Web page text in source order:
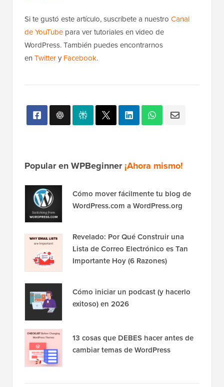
Si te gustó este artículo, suscríbete a nuestro Canal
de YouTube para ver tutoriales en video de
WordPress. También puedes encontrarnos
en Twittery Facebook.
Popular en WPBeginner¡Ahora mismo!
Cómo mover fácilmente tu blog de
WordPress.com a WordPress.org
Revelado: Por Qué Construir una
Lista de Correo Electrónico es Tan
Importante Hoy (6 Razones)
Cómo iniciar un podcast (y hacerlo
exitoso) en 2026
13 cosas que DEBES hacer antes de
cambiar temas de WordPress